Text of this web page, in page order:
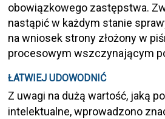
obowiązkowego zastępstwa.
nastąpić w każdym stanie
na wniosek strony złożony w
procesowym wszczynającym
ŁATWIEJ UDOWODNIĆ
Z uwagi na dużą wartość, jaką
intelektualne, wprowadzono